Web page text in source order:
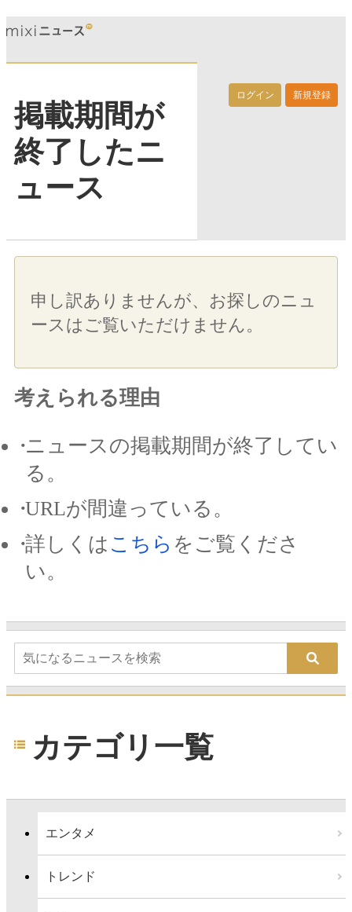
ログイン 新規登録
掲載期間が
終了したニ
ュース
申し訳ありませんが、お探しのニュ
ースはご覧いただけません。
考えられる理由
ニュースの掲載期間が終了してい
る。
URLが間違っている。
詳しくは こちら をご覧くださ
い。
カテゴリ一覧
エンタメ
トレンド